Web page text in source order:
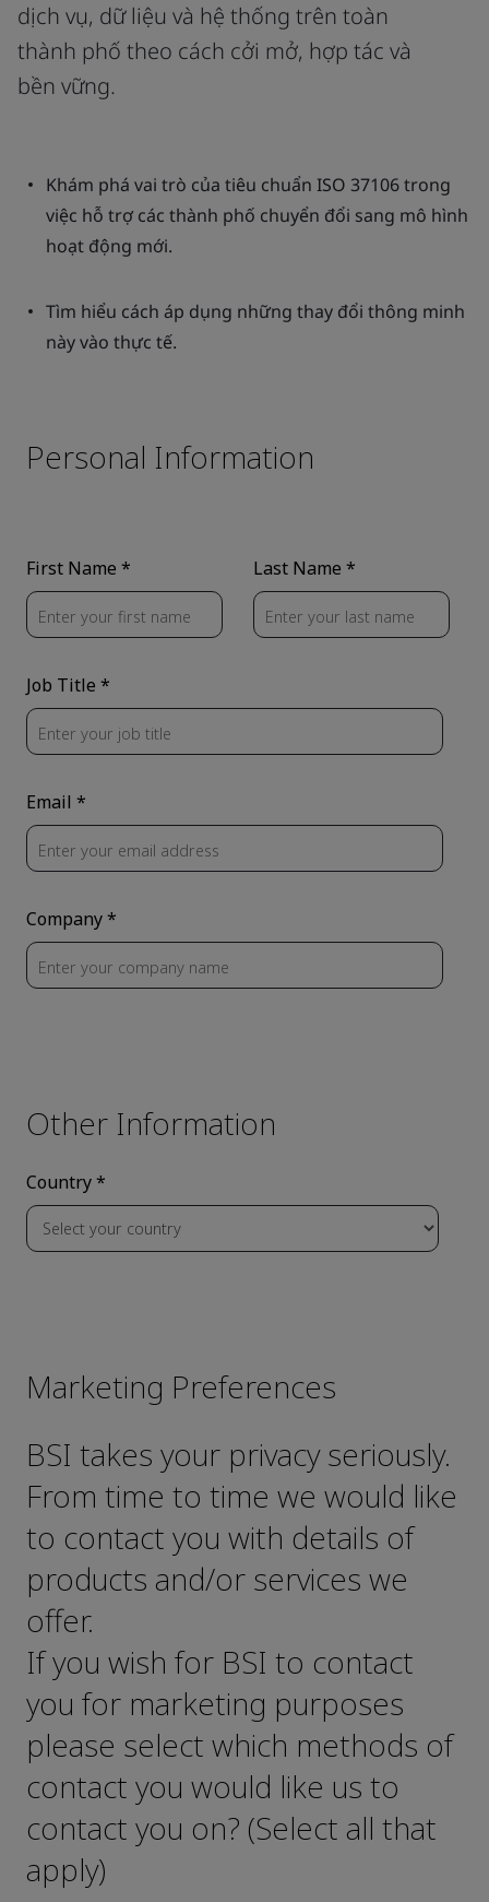
dịch vụ, dữ liệu và hệ thống trên toàn
thành phố theo cách cởi mở, hợp tác và
bền vững.
Khám phá vai trò của tiêu chuẩn ISO 37106 trong
việc hỗ trợ các thành phố chuyển đổi sang mô hình
hoạt động mới.
Tìm hiểu cách áp dụng những thay đổi thông minh
này vào thực tế.